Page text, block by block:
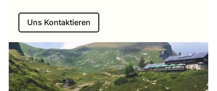
Brettl-Spitzen LIVE
BR Heimat
Verein Zither in Bayern e.V.
Landesmusikrat Baden-Württemberg e. V.
Uns Kontaktieren